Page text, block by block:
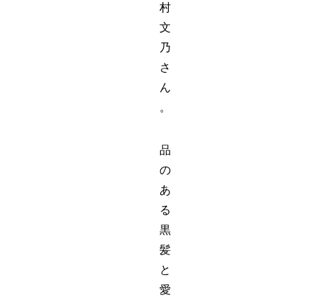
村
文
乃
さ
ん
。
品
の
あ
る
黒
髪
と
愛